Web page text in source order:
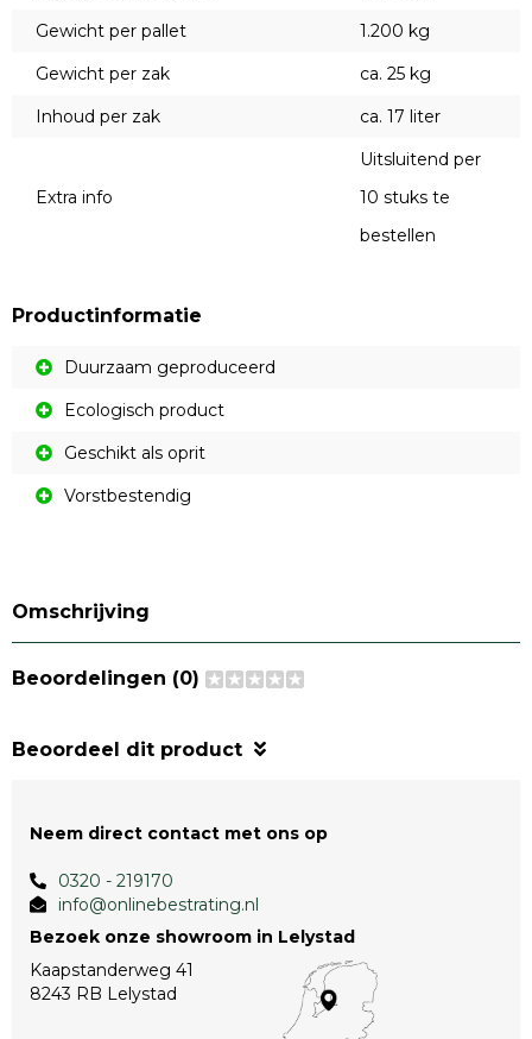
Gewicht per pallet
1.200 kg
Gewicht per zak
ca. 25 kg
Inhoud per zak
ca. 17 liter
Extra info
Uitsluitend per
10 stuks te
bestellen
Productinformatie
Duurzaam geproduceerd
Ecologisch product
Geschikt als oprit
Vorstbestendig
Omschrijving
Beoordelingen (0)
Beoordeel dit product
Neem direct contact met ons op
0320 - 219170
info@onlinebestrating.nl
Bezoek onze showroom in Lelystad
Kaapstanderweg 41
8243 RB Lelystad